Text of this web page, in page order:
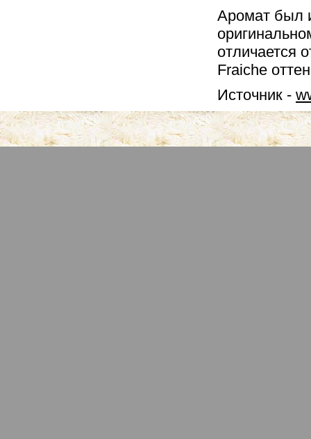
Аромат был
отличается
Fraiche
Источник -